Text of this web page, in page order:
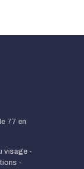
77 en
visage -
-